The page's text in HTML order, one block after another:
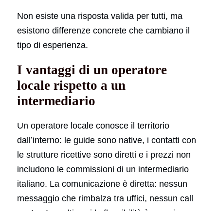
Non esiste una risposta valida per tutti, ma
esistono differenze concrete che cambiano il
tipo di esperienza.
I vantaggi di un operatore
locale rispetto a un
intermediario
Un operatore locale conosce il territorio
dall’interno: le guide sono native, i contatti con
le strutture ricettive sono diretti e i prezzi non
includono le commissioni di un intermediario
italiano. La comunicazione è diretta: nessun
messaggio che rimbalza tra uffici, nessun call